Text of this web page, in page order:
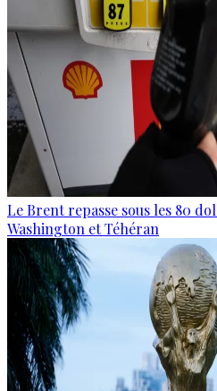
Le Brent repasse sous les 80
Washington et Téhéran